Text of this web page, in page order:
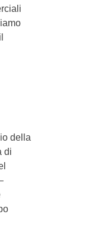
della
di